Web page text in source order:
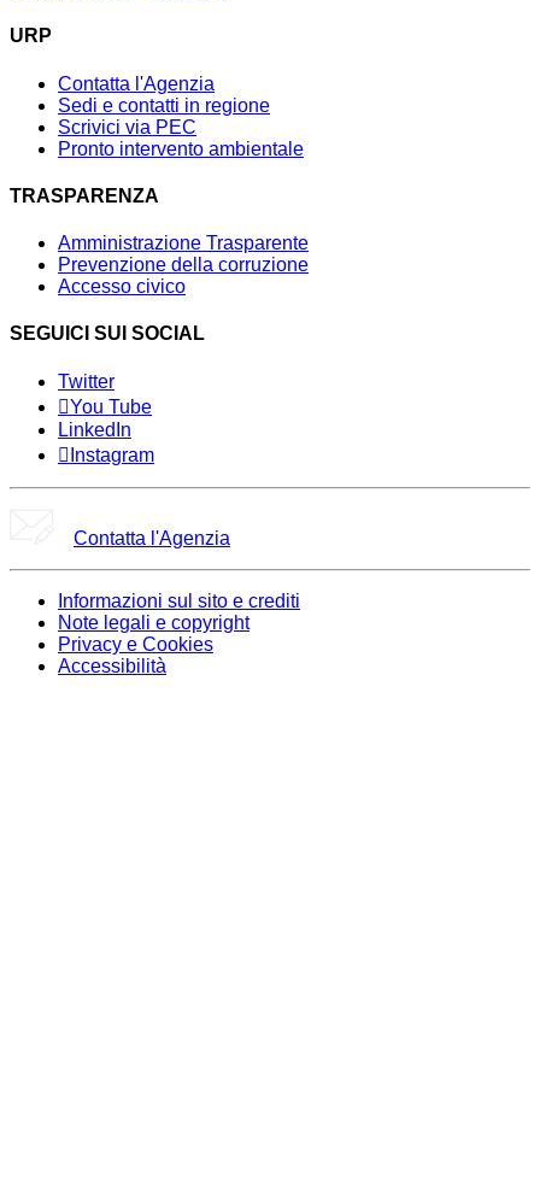
URP
Contatta l'Agenzia
Sedi e contatti in regione
Scrivici via PEC
Pronto intervento ambientale
TRASPARENZA
Amministrazione Trasparente
Prevenzione della corruzione
Accesso civico
SEGUICI SUI SOCIAL
Twitter
You Tube
LinkedIn
Instagram
Contatta l'Agenzia
Informazioni sul sito e crediti
Note legali e copyright
Privacy e Cookies
Accessibilità